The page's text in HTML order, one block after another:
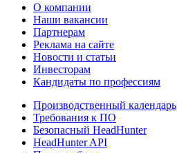
О компании
Наши вакансии
Партнерам
Реклама на сайте
Новости и статьи
Инвесторам
Кандидаты по профессиям
Производственный календарь
Требования к ПО
Безопасный HeadHunter
HeadHunter API